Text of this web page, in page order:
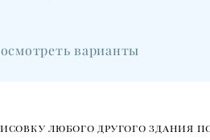
варианты
любого другого здания